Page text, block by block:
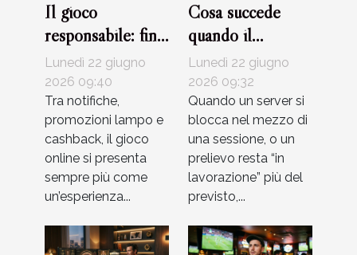
Il gioco
responsabile: fino
a che punto i
bonus influenzano
le abitudini dei
giocatori
Lunedì 22 giugno
2026 09:40
Tra notifiche,
promozioni lampo e
cashback, il gioco
online si presenta
sempre più come
un’esperienza...
Cosa succede
quando il
supporto clienti
fa la differenza
nel gioco digitale
Lunedì 22 giugno
2026 09:32
Quando un server si
blocca nel mezzo di
una sessione, o un
prelievo resta “in
lavorazione” più del
previsto,...